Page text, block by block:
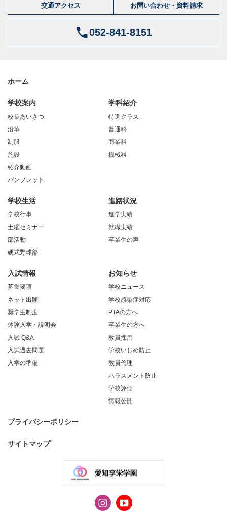
交通アクセス お問い合わせ・資料請求
052-841-8151
ホーム
学校案内
校長あいさつ
沿革
制服
施設
紹介動画
パンフレット
学科紹介
特進クラス
普通科
商業科
機械科
学校生活
学校行事
土曜セミナー
部活動
硬式野球部
進路状況
進学実績
就職実績
卒業生の声
入試情報
募集要項
ネット出願
奨学生制度
体験入学・説明会
入試 Q&A
入試過去問題
入学の準備
お知らせ
学校ニュース
学校感染症対応
PTAの方へ
卒業生の方へ
教員採用
学校いじめ防止
教員倫理
ハラスメント防止
学校評価
情報公開
プライバシーポリシー
サイトマップ